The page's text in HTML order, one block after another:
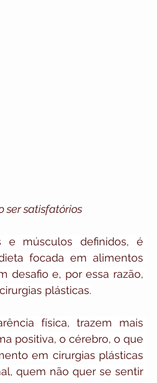
ser satisfatórios
e músculos definidos, é
focada em alimentos
desafio e, por essa razão,
plásticas.
física, trazem mais
positiva, o cérebro, o que
em cirurgias plásticas
quem não quer se sentir